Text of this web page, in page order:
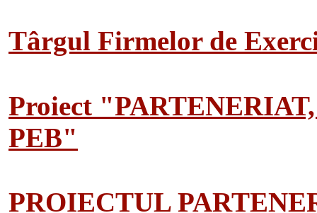
Târgul Firmelor de
Proiect
PEB"
PROIECTUL